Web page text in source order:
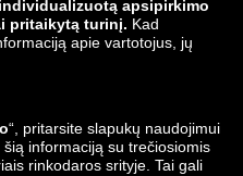
zalando-lounge.hr
zalando-lounge.ee